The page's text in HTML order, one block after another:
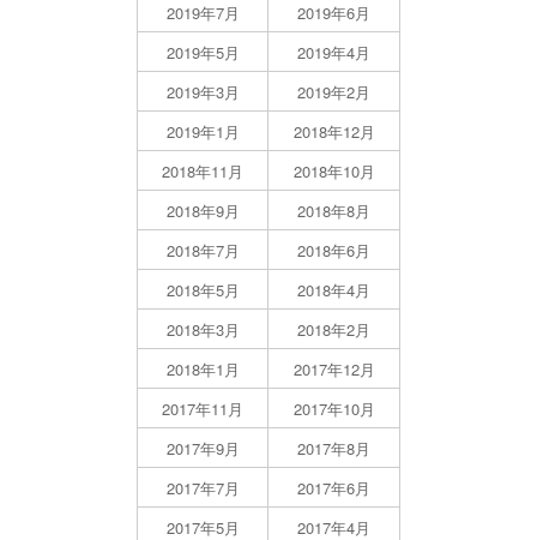
2019年7月
2019年6月
2019年5月
2019年4月
2019年3月
2019年2月
2019年1月
2018年12月
2018年11月
2018年10月
2018年9月
2018年8月
2018年7月
2018年6月
2018年5月
2018年4月
2018年3月
2018年2月
2018年1月
2017年12月
2017年11月
2017年10月
2017年9月
2017年8月
2017年7月
2017年6月
2017年5月
2017年4月